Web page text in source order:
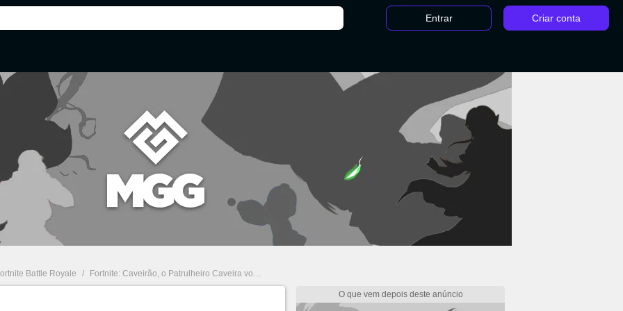
Entrar Criar conta
Battle Royale / Fortnite: Caveirão, o Patrulheiro Caveira volta à Loja de Itens em 9 de outubro